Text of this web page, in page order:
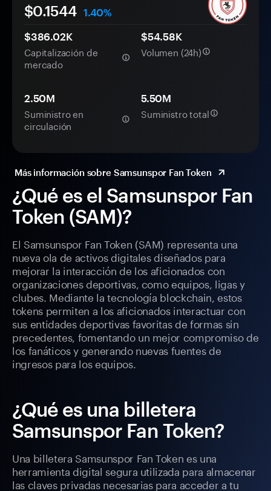
¿Qué es el Samsunspor Fan
Token (SAM)?
El Samsunspor Fan Token (SAM) representa una
nueva ola de activos digitales diseñados para
mejorar la interacción de los aficionados con
organizaciones deportivas, como equipos, ligas y
clubes. Mediante la tecnología blockchain, estos
tokens permiten a los aficionados interactuar con
sus entidades deportivas favoritas de formas sin
precedentes, fomentando un mejor compromiso de
los fanáticos y generando nuevas fuentes de
ingresos para los equipos.
¿Qué es una billetera
Samsunspor Fan Token?
Una billetera Samsunspor Fan Token es una
herramienta digital segura utilizada para almacenar
las claves privadas necesarias para acceder a tu
$0.1544
1.40%
$386.02K
Capitalización de
mercado
$54.58K
Volumen (24h)
2.50M
Suministro en
circulación
5.50M
Suministro total
Más información sobre Samsunspor Fan Token